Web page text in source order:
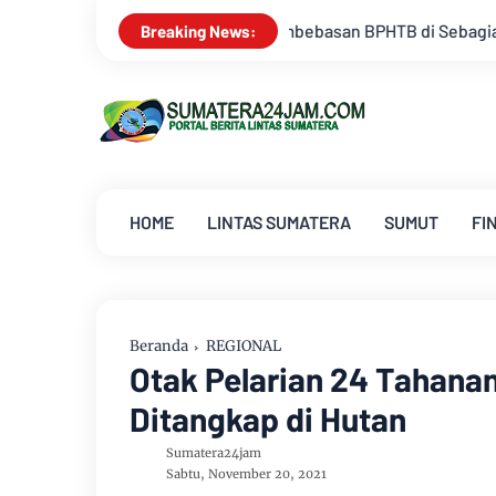
Breaking News:
BPHTB di Sebagian Lahan Kemarau Memuncak,
HOME LINTAS SUMATERA SUMUT
Beranda REGIONAL
Otak Pelarian 24
Ditangkap di Hutan
Sumatera24jam
Sabtu, November 20, 2021